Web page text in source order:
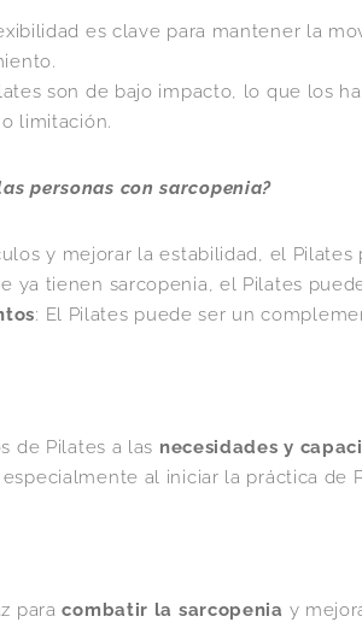
es clave para mantener la
son de bajo impacto, lo que los
limitación.
personas con sarcopenia?
y mejorar la estabilidad, el
ya tienen sarcopenia, el Pilates
: El Pilates puede ser un
de Pilates a las necesidades y
al iniciar la práctica de
paracombatir la sarcopenia y